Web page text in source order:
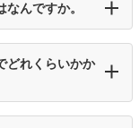
んですか。
どれくらいかか